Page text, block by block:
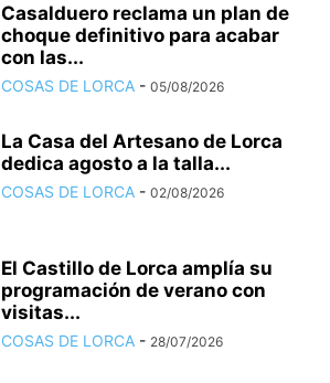
Casalduero reclama un plan de
choque definitivo para acabar
con las...
COSAS DE LORCA - 05/08/2026
La Casa del Artesano de Lorca
dedica agosto a la talla...
COSAS DE LORCA - 02/08/2026
El Castillo de Lorca amplía su
programación de verano con
visitas...
COSAS DE LORCA - 28/07/2026